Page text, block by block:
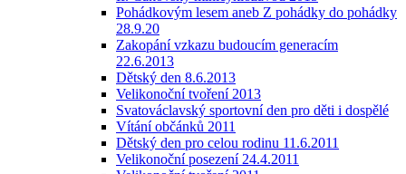
Pohádkovým lesem aneb Z pohádky do pohádky
28.9.20
Zakopání vzkazu budoucím generacím
22.6.2013
Dětský den 8.6.2013
Velikonoční tvoření 2013
Svatováclavský sportovní den pro děti i dospělé
Vítání občánků 2011
Dětský den pro celou rodinu 11.6.2011
Velikonoční posezení 24.4.2011